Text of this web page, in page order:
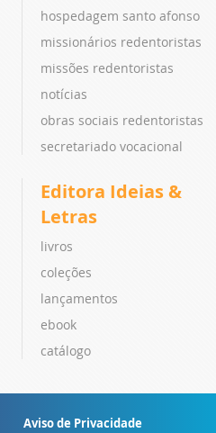
hospedagem santo afonso
missionários redentoristas
missões redentoristas
notícias
obras sociais redentoristas
secretariado vocacional
Editora Ideias &
Letras
livros
coleções
lançamentos
ebook
catálogo
Aviso de Privacidade